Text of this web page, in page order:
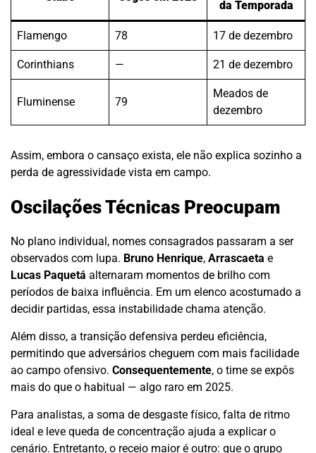
da Temporada
Flamengo 78 17 de dezembro
Corinthians — 21 de dezembro
Fluminense 79
Meados de
dezembro
Assim, embora o cansaço exista, ele não explica sozinho a
perda de agressividade vista em campo.
Oscilações Técnicas Preocupam
No plano individual, nomes consagrados passaram a ser
observados com lupa. Bruno Henrique, Arrascaeta e
Lucas Paquetá alternaram momentos de brilho com
períodos de baixa influência. Em um elenco acostumado a
decidir partidas, essa instabilidade chama atenção.
Além disso, a transição defensiva perdeu eficiência,
permitindo que adversários cheguem com mais facilidade
ao campo ofensivo. Consequentemente, o time se expôs
mais do que o habitual — algo raro em 2025.
Para analistas, a soma de desgaste físico, falta de ritmo
ideal e leve queda de concentração ajuda a explicar o
cenário. Entretanto, o receio maior é outro: que o grupo